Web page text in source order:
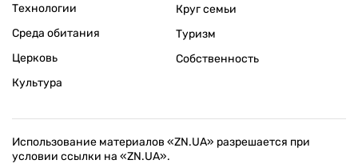
Технологии
Среда обитания
Церковь
Культура
Круг семьи
Туризм
Собственность
Использование материалов «ZN.UA» разрешается при
условии ссылки на «ZN.UA».